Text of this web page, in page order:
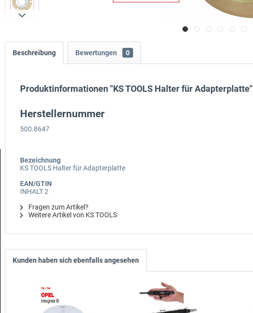
Beschreibung Bewertungen 0
Produktinformationen "KS TOOLS Halter für Adapterplatte"
Herstellernummer
500.8647
Bezeichnung
KS TOOLS Halter für Adapterplatte
EAN/GTIN
INHALT 2
Fragen zum Artikel?
Weitere Artikel von KS TOOLS
Kunden haben sich ebenfalls angesehen